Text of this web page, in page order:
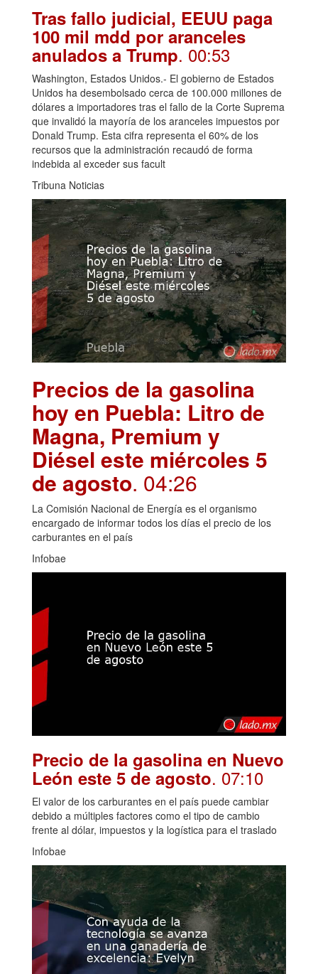
Tras fallo judicial, EEUU paga
100 mil mdd por aranceles
anulados a Trump. 00:53
Washington, Estados Unidos.- El gobierno de Estados
Unidos ha desembolsado cerca de 100.000 millones de
dólares a importadores tras el fallo de la Corte Suprema
que invalidó la mayoría de los aranceles impuestos por
Donald Trump. Esta cifra representa el 60% de los
recursos que la administración recaudó de forma
indebida al exceder sus facult
Tribuna Noticias
Precios de la gasolina
hoy en Puebla: Litro de
Magna, Premium y
Diésel este miércoles 5
de agosto. 04:26
La Comisión Nacional de Energía es el organismo
encargado de informar todos los días el precio de los
carburantes en el país
Infobae
Precio de la gasolina en Nuevo
León este 5 de agosto. 07:10
El valor de los carburantes en el país puede cambiar
debido a múltiples factores como el tipo de cambio
frente al dólar, impuestos y la logística para el traslado
Infobae